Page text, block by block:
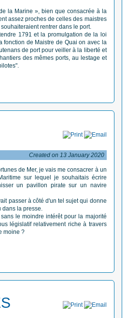
la Marine », bien que consacrée à la
assez proches de celles des maistres
rentrer dans le port.
1791 et la promulgation de la loi
fonction de Maistre de Quai on avec la
de port pour veiller à la liberté et
des mêmes ports, au lestage et
Created on 13 January 2020
de Mer, je vais me consacrer à un
sur lequel je souhaitais écrire
un pavillon pirate sur un navire
passer à côté d'un tel sujet qui donne
dans la presse.
le moindre intérêt pour la majorité
législatif relativement riche à travers
moine ?